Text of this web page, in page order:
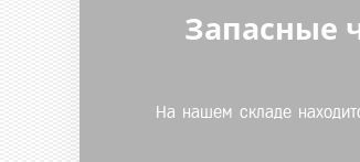
Запасные
На нашем складе